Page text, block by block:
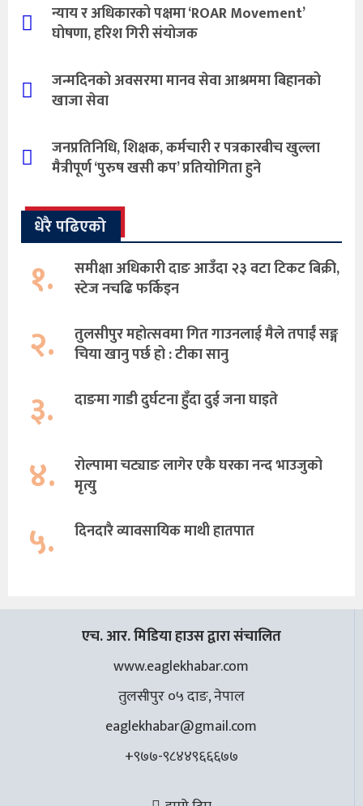
न्याय र अधिकारको पक्षमा ‘ROAR Movement’
घोषणा, हरिश गिरी संयोजक
जन्मदिनको अवसरमा मानव सेवा आश्रममा बिहानको
खाजा सेवा
जनप्रतिनिधि, शिक्षक, कर्मचारी र पत्रकारबीच खुल्ला
मैत्रीपूर्ण ‘पुरुष खसी कप’ प्रतियोगिता हुने
धेरै पढिएको
१.
समीक्षा अधिकारी दाङ आउँदा २३ वटा टिकट बिक्री,
स्टेज नचढि फर्किइन
२.
तुलसीपुर महोत्सवमा गित गाउनलाई मैले तपाईं सङ्ग
चिया खानु पर्छ हो : टीका सानु
३. दाङमा गाडी दुर्घटना हुँदा दुई जना घाइते
४.
रोल्पामा चट्याङ लागेर एकै घरका नन्द भाउजुको
मृत्यु
५. दिनदारै व्यावसायिक माथी हातपात
एच. आर. मिडिया हाउस द्वारा संचालित
www.eaglekhabar.com
तुलसीपुर ०५ दाङ, नेपाल
eaglekhabar@gmail.com
+९७७-९८४४९६६६७७